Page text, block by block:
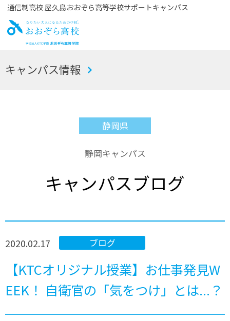
通信制高校 屋久島おおぞら高等学校サポートキャンパス
お
キャンパス情報
静岡県
静岡キャンパス
キャンパスブログ
ブログ
2020.02.17
【KTCオリジナル授業】お仕事発見W
EEK！ 自衛官の「気をつけ」とは...？